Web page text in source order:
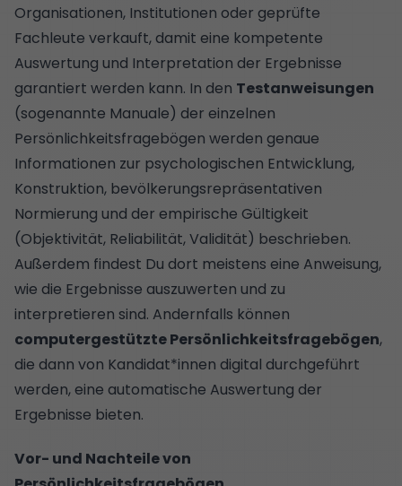
Organisationen, Institutionen oder geprüfte
Fachleute verkauft, damit eine kompetente
Auswertung und Interpretation der Ergebnisse
garantiert werden kann. In den Testanweisungen
(sogenannte Manuale) der einzelnen
Persönlichkeitsfragebögen werden genaue
Informationen zur psychologischen Entwicklung,
Konstruktion, bevölkerungsrepräsentativen
Normierung und der empirische Gültigkeit
(Objektivität, Reliabilität, Validität) beschrieben.
Außerdem findest Du dort meistens eine Anweisung,
wie die Ergebnisse auszuwerten und zu
interpretieren sind. Andernfalls können
computergestützte Persönlichkeitsfragebögen,
die dann von Kandidat*innen digital durchgeführt
werden, eine automatische Auswertung der
Ergebnisse bieten.
Vor- und Nachteile von